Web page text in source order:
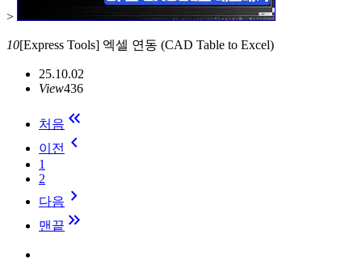
>
10[Express Tools] 엑셀 연동 (CAD Table to Excel)
25.10.02
View436
처음 keyboard_double_arrow_left
이전 keyboard_arrow_left
1
2
다음 keyboard_arrow_right
맨끝 keyboard_double_arrow_right